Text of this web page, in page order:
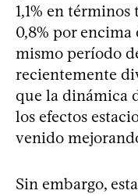
1,1% en
0,8% por
mismo período
recientemente
que la dinámica
los efectos
venido
Sin embargo,